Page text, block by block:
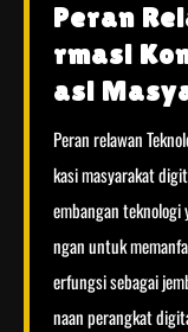
Peran
rmasi
asi
Peran relawan
kasi masyarakat
embangan
ngan untuk
erfungsi sebagai
naan perangkat